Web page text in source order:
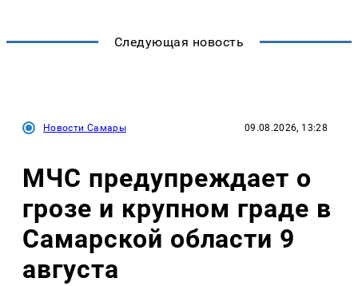
Следующая новость
Новости Самары 09.08.2026, 13:28
МЧС предупреждает о
грозе и крупном граде в
Самарской области 9
августа